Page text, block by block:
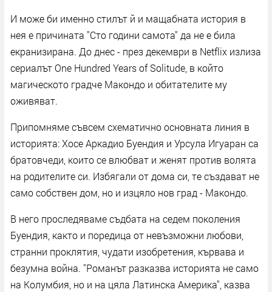
И може би именно стилът й и мащабната история в
нея е причината "Сто години самота" да не е била
екранизирана. До днес - през декември в Netflix излиза
сериалът One Hundred Years of Solitude, в който
магическото градче Макондо и обитателите му
оживяват.
Припомняме съвсем схематично основната линия в
историята: Хосе Аркадио Буендия и Урсула Игуаран са
братовчеди, които се влюбват и женят против волята
на родителите си. Избягали от дома си, те създават не
само собствен дом, но и изцяло нов град - Макондо.
В него проследяваме съдбата на седем поколения
Буендия, както и поредица от невъзможни любови,
странни проклятия, чудати изобретения, кървава и
безумна война. "Романът разказва историята не само
на Колумбия, но и на цяла Латинска Америка", казва